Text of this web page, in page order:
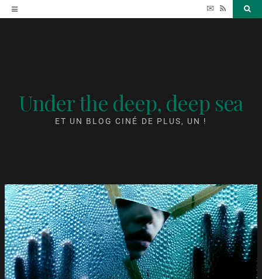
Accéder
au
✉ RSS
Under the deep, deep sea
ET UN BLOG CINÉ DE PLUS, UN !